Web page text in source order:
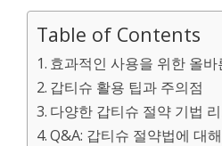
Table of Contents
효과적인 사용을 위한 올바
갑티슈 활용 팁과 주의점
다양한 갑티슈 절약 기법
Q&A: 갑티슈 절약법에 대